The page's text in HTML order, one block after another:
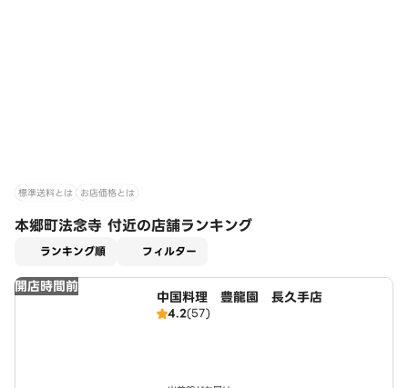
標準送料とは お店価格とは
本郷町法念寺 付近の店舗ランキング
ランキング順 フィルター
開店時間前
中国料理 豊龍園 長久手店
4.2(57)